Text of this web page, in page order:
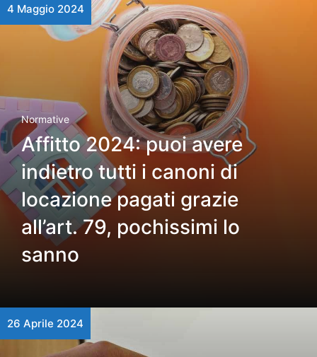
4 Maggio 2024
Normative
Affitto 2024: puoi avere
indietro tutti i canoni di
locazione pagati grazie
all’art. 79, pochissimi lo
sanno
26 Aprile 2024